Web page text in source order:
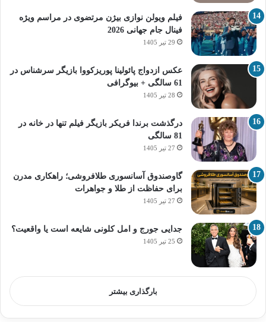
فیلم ویولن نوازی بیژن مرتضوی در مراسم ویژه
فینال جام جهانی 2026
29 تیر 1405
عکس ازدواج پائولینا پوریزکووا بازیگر سرشناس در
61 سالگی + بیوگرافی
28 تیر 1405
درگذشت برندا فریکر بازیگر فیلم تنها در خانه در
81 سالگی
27 تیر 1405
گاوصندوق آسانسوری طلافروشی؛ راهکاری مدرن
برای حفاظت از طلا و جواهرات
27 تیر 1405
جدایی جورج و امل کلونی شایعه است یا واقعیت؟
25 تیر 1405
بارگذاری بیشتر